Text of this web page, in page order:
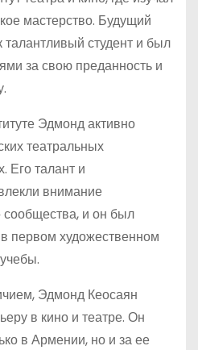
мастерство. Будущий
талантливый студент и был
за свою преданность и
Эдмонд активно
театральных
Его талант и
внимание
сообщества, и он был
первом художественном
Эдмонд Кеосаян
в кино и театре. Он
в Армении, но и за ее